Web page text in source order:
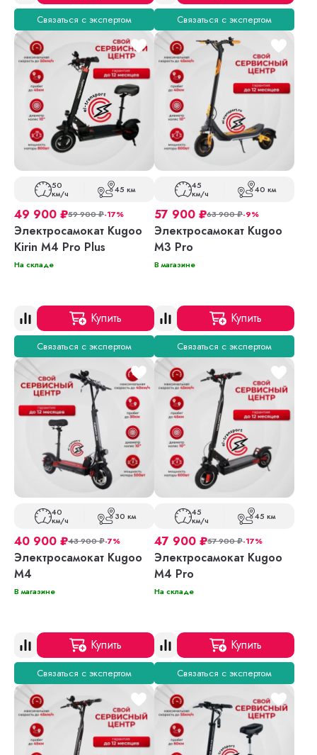
Связаться с экспертом Связаться с экспертом
50
км/ч 45 км
49 900 ₽59 900₽-17%
Электросамокат Kugoo
Kirin M4 Pro Plus
На складе
Купить
Связаться с экспертом
45
км/ч 40 км
57 900 ₽63 900₽-9%
Электросамокат Kugoo
M3 Pro
В магазине
Купить
Связаться с экспертом
40
км/ч 30 км
40 900 ₽43 900₽-7%
Электросамокат Kugoo
M4
В магазине
Купить
Связаться с экспертом
45
км/ч 45 км
47 900 ₽57 900₽-17%
Электросамокат Kugoo
M4 Pro
На складе
Купить
Связаться с экспертом